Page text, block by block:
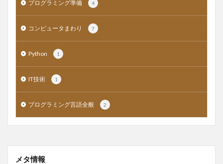
プログラミング準備 4
コンピュータまわり 7
Python 1
IT技術 1
プログラミング言語全般 2
メタ情報